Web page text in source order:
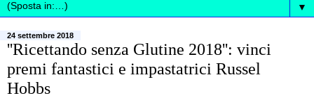
▼
24 settembre 2018
''Ricettando senza Glutine 2018'': vinci
premi fantastici e impastatrici Russel
Hobbs